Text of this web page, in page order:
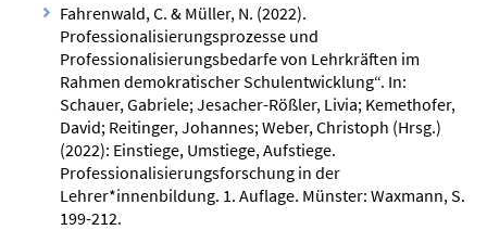
Fahrenwald, C. & Müller, N. (2022).
Professionalisierungsprozesse und
Professionalisierungsbedarfe von Lehrkräften im
Rahmen demokratischer Schulentwicklung“. In:
Schauer, Gabriele; Jesacher-Rößler, Livia; Kemethofer,
David; Reitinger, Johannes; Weber, Christoph (Hrsg.)
(2022): Einstiege, Umstiege, Aufstiege.
Professionalisierungsforschung in der
Lehrer*innenbildung. 1. Auflage. Münster: Waxmann, S.
199-212.